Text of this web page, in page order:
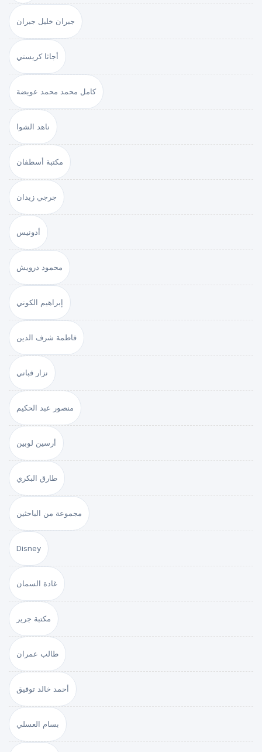
جبران خليل جبران
أجاثا كريستي
كامل محمد محمد عويضة
ناهد الشوا
مكتبة أسطفان
جرجي زيدان
أدونيس
محمود درويش
إبراهيم الكوني
فاطمة شرف الدين
نزار قباني
منصور عبد الحكيم
أرسين لوبين
طارق البكري
مجموعة من الباحثين
Disney
غادة السمان
مكتبة جرير
طالب عمران
أحمد خالد توفيق
بسام العسلي